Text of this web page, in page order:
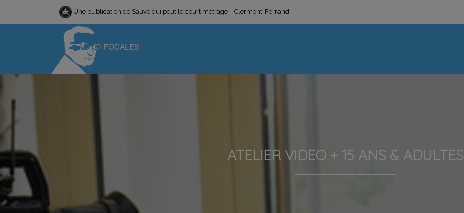
Une publication de Sauve qui peut le court métrage – Clermont-Ferrand
ATELIER VIDEO + 15 ANS & ADULTES